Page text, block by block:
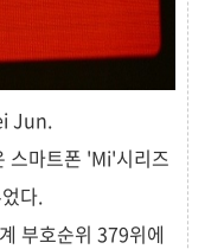
Jun.
스마트폰 'Mi'시리즈
다.
부호순위 379위에